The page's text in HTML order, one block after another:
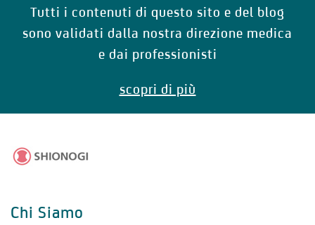
Tutti i contenuti di questo sito e del blog
sono validati dalla nostra direzione medica
e dai professionisti
scopri di più
Chi Siamo